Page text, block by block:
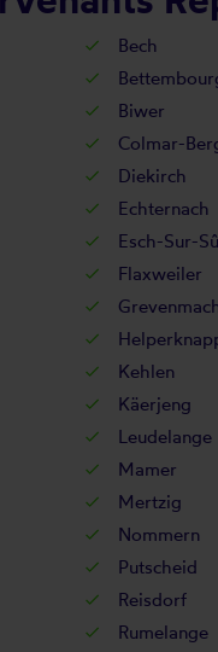
Bech
Biwer
Colmar-
Diekirch
Echternach
Esch-Sur-
Flaxweiler
Kehlen
Käerjeng
Leudelange
Mamer
Mertzig
Nommern
Putscheid
Reisdorf
Rumelange